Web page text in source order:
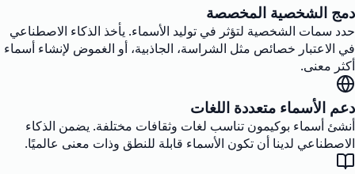
دمج الشخصية المخصصة
حدد سمات الشخصية لتؤثر في توليد الأسماء. يأخذ الذكاء الاصطناعي
في الاعتبار خصائص مثل الشراسة، الجاذبية، أو الغموض لإنشاء أسماء
أكثر معنى.
دعم الأسماء متعددة اللغات
أنشئ أسماء بوكيمون تناسب لغات وثقافات مختلفة. يضمن الذكاء
الاصطناعي لدينا أن تكون الأسماء قابلة للنطق وذات معنى عالميًا.